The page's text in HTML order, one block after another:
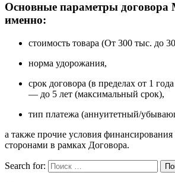
Основные параметры договора
именно:
стоимость товара (От 300 тыс. до
норма удорожания,
срок договора (в пределах от 1
— до 5 лет (максимальный срок),
тип платежа (аннуитетный/
а также прочие условия финансирования
сторонами в рамках Договора.
Search for: